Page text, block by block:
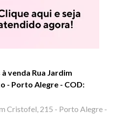
venda Rua Jardim
- Porto Alegre - COD:
Cristofel, 215 - Porto Alegre -